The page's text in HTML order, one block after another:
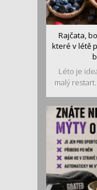
Rajčata,
které v létě
Léto je
malý